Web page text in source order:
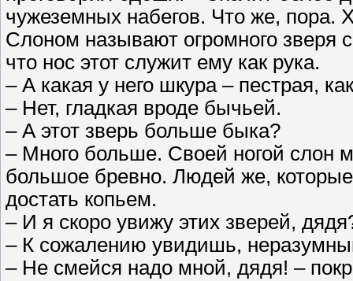
чужеземных набегов. Что же, пора.
Слоном называют огромного
что нос этот служит ему как рука.
– А какая у него шкура – пестрая,
– Нет, гладкая вроде бычьей.
– А этот зверь больше быка?
– Много больше. Своей ногой слон
большое бревно. Людей же,
достать копьем.
– И я скоро увижу этих зверей,
– К сожалению увидишь,
– Не смейся надо мной, дядя! –